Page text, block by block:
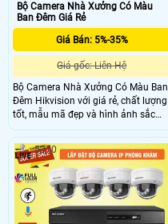
Bộ Camera Nhà Xưởng Có Màu
Ban Đêm Giá Rẻ
Giá Bán: 5%-35%
Giá gốc: Liên Hệ
Bộ Camera Nhà Xưởng Có Màu Ban
Đêm Hikvision với giá rẻ, chất lượng
tốt, mẫu mã đẹp và hình ảnh sắc
nét là sự lựa chọn lý tưởng cho việc
trang bị hệ thống an ninh cho nhà
xưởng. Được thiết kế đặc biệt để
chống nước nên bạn sẽ không cần
phải lo lắng về mưa nắng hay bụi
bẩn của nhà xưởng ảnh hưởng đến
hệ thống camera của mình.
5370